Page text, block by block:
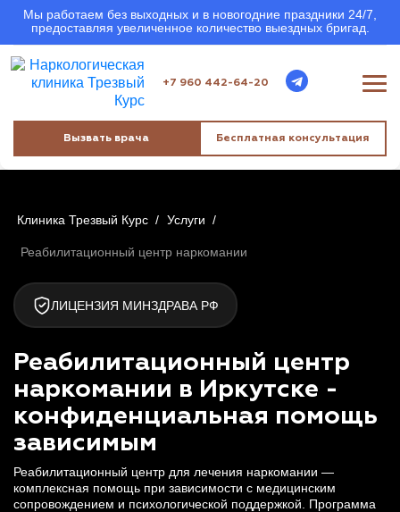
Мы работаем без выходных и в новогодние праздники 24/7,
предоставляя увеличенное количество выездных бригад.
+7 960 442-64-20
Вызвать врача Бесплатная консультация
Клиника Трезвый Курс / Услуги /
Реабилитационный центр наркомании
ЛИЦЕНЗИЯ МИНЗДРАВА РФ
Реабилитационный центр
наркомании в Иркутске -
конфиденциальная помощь
зависимым
Реабилитационный центр для лечения наркомании —
комплексная помощь при зависимости с медицинским
сопровождением и психологической поддержкой. Программа